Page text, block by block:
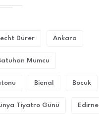
Dürer Ankara
Mumcu
Bienal Bocuk
Tiyatro Günü Edirne